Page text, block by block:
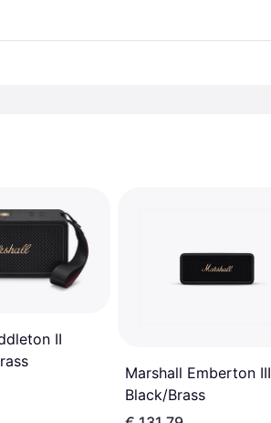
II
Marshall Emberton III
Black/Brass